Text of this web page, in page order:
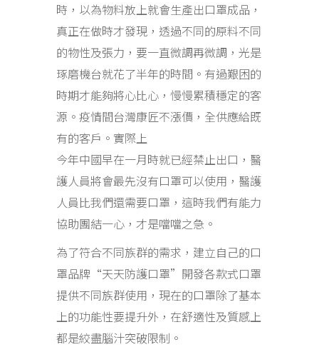
時，以為物料放上就會生產出口罩成品，
真正在做時才發現，透過不同的原料不同
的物性及張力，要一直微調再微調，光是
琢磨機台就花了半年的時間。有過艱困的
時期才能夠將心比心，慢慢累積穩定的客
源。疫情間台灣康匠不漲價，全供應給既
有的客戶。實際上
今年中國早在一月時就已經禁止出口，醫
護人員將會最先沒有口罩可以使用，醫護
人員比我們還需要口罩，這時我們有能力
協助團結一心，才是噹噹之急。
為了符合不同族群的需求，建立自己的口
罩品牌“天天防護口罩”開發各款式口罩
提供不同族群使用，現在的口罩除了基本
上的功能性要提升外，在舒適性及質感上
都是絞盡腦汁突破限制。